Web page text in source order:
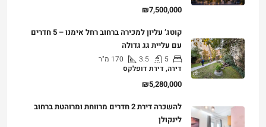
₪7,500,000
קוטג’ עליון למכירה ברחוב רחל אימנו – 5 חדרים
עם עליית גג גדולה
5
3.5
170 מ"ר
דירה, דירת דופלקס
₪5,280,000
להשכרה דירת 2 חדרים מרווחת ומרוהטת ברחוב
לינקולן